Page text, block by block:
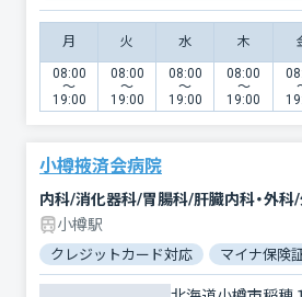
月 火 水 木
08:00
〜
19:00
08:00
〜
19:00
08:00
〜
19:00
08:00
〜
19:00
小樽掖済会病院
小樽駅
クレジットカード対応 マイナ保険